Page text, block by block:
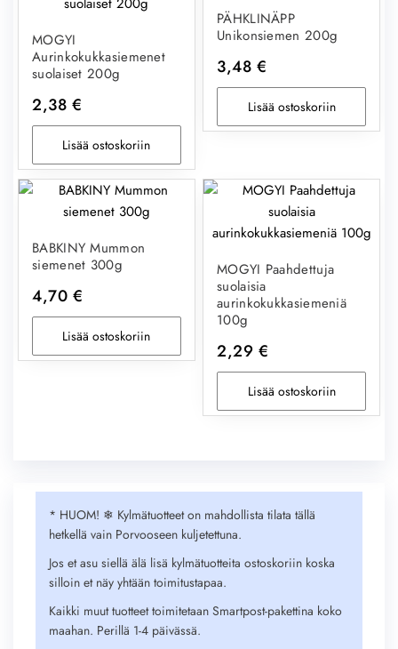
MOGYI
Aurinkokukkasiemenet
suolaiset 200g
2,38 €
Lisää ostoskoriin
PÄHKLINÄPP
Unikonsiemen 200g
3,48 €
Lisää ostoskoriin
BABKINY Mummon
siemenet 300g
4,70 €
Lisää ostoskoriin
MOGYI Paahdettuja
suolaisia
aurinkokukkasiemeniä
100g
2,29 €
Lisää ostoskoriin
* HUOM! ❄︎ Kylmätuotteet on mahdollista tilata tällä
hetkellä vain Porvooseen kuljetettuna.
Jos et asu siellä älä lisä kylmätuotteita ostoskoriin koska
silloin et näy yhtään toimitustapaa.
Kaikki muut tuotteet toimitetaan Smartpost-pakettina koko
maahan. Perillä 1-4 päivässä.